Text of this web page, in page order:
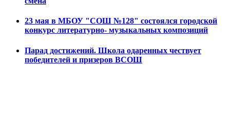
23 мая в МБОУ "СОШ №128" состоялся городской
конкурс литературно- музыкальных композиций
Парад достижений. Школа одаренных чествует
победителей и призеров ВСОШ